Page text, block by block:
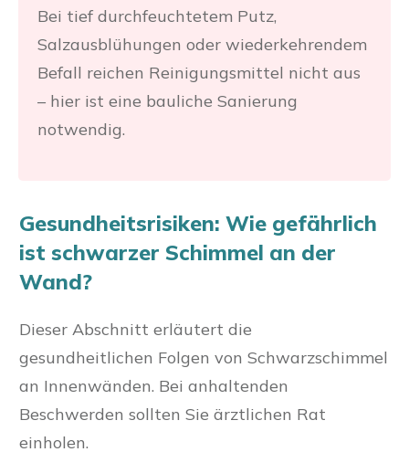
Bei tief durchfeuchtetem Putz,
Salzausblühungen oder wiederkehrendem
Befall reichen Reinigungsmittel nicht aus
– hier ist eine bauliche Sanierung
notwendig.
Gesundheitsrisiken: Wie gefährlich
ist schwarzer Schimmel an der
Wand?
Dieser Abschnitt erläutert die
gesundheitlichen Folgen von Schwarzschimmel
an Innenwänden. Bei anhaltenden
Beschwerden sollten Sie ärztlichen Rat
einholen.